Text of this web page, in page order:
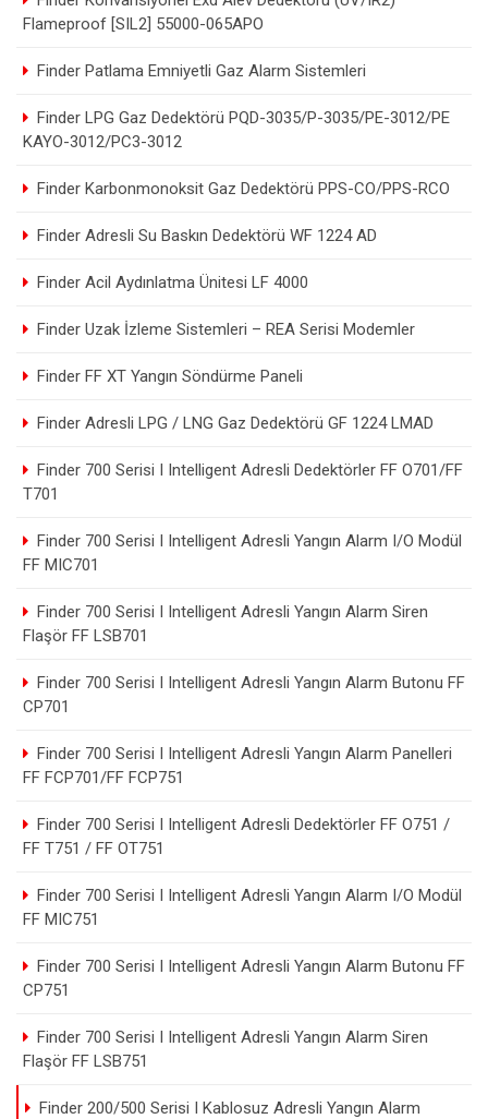
Flameproof [SIL2] 55000-065APO
Finder Patlama Emniyetli Gaz Alarm Sistemleri
Finder LPG Gaz Dedektörü PQD-3035/P-3035/PE-3012/PE
KAYO-3012/PC3-3012
Finder Karbonmonoksit Gaz Dedektörü PPS-CO/PPS-RCO
Finder Adresli Su Baskın Dedektörü WF 1224 AD
Finder Acil Aydınlatma Ünitesi LF 4000
Finder Uzak İzleme Sistemleri – REA Serisi Modemler
Finder FF XT Yangın Söndürme Paneli
Finder Adresli LPG / LNG Gaz Dedektörü GF 1224 LMAD
Finder 700 Serisi I Intelligent Adresli Dedektörler FF O701/FF
T701
Finder 700 Serisi I Intelligent Adresli Yangın Alarm I/O Modül
FF MIC701
Finder 700 Serisi I Intelligent Adresli Yangın Alarm Siren
Flaşör FF LSB701
Finder 700 Serisi I Intelligent Adresli Yangın Alarm Butonu FF
CP701
Finder 700 Serisi I Intelligent Adresli Yangın Alarm Panelleri
FF FCP701/FF FCP751
Finder 700 Serisi I Intelligent Adresli Dedektörler FF O751 /
FF T751 / FF OT751
Finder 700 Serisi I Intelligent Adresli Yangın Alarm I/O Modül
FF MIC751
Finder 700 Serisi I Intelligent Adresli Yangın Alarm Butonu FF
CP751
Finder 700 Serisi I Intelligent Adresli Yangın Alarm Siren
Flaşör FF LSB751
Finder 200/500 Serisi I Kablosuz Adresli Yangın Alarm